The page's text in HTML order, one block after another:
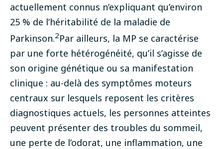
actuellement connus n’expliquant qu’environ
25 % de l’héritabilité de la maladie de
Parkinson.2Par ailleurs, la MP se caractérise
par une forte hétérogénéité, qu’il s’agisse de
son origine génétique ou sa manifestation
clinique : au-delà des symptômes moteurs
centraux sur lesquels reposent les critères
diagnostiques actuels, les personnes atteintes
peuvent présenter des troubles du sommeil,
une perte de l’odorat, une inflammation, une